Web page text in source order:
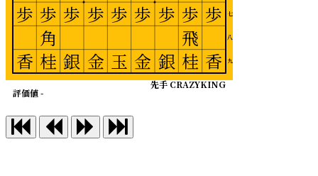
七
八
九
先手 CRAZYKING
評価値 -
歩
香
歩
飛
桂
歩
銀
歩
金
歩
玉
歩
金
歩
銀
歩
角
桂
歩
香